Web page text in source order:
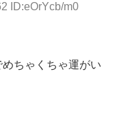
ID:eOrYcb/m0
ちゃくちゃ運がい